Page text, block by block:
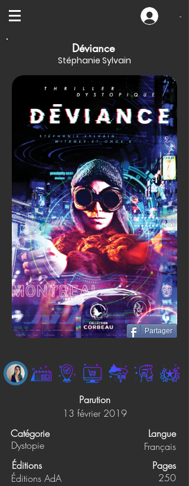
-
Déviance
Stéphanie Sylvain
Partager
Parution
13 février 2019
Catégorie
Dystopie
Langue
Français
Éditions
Éditions AdA
Pages
250